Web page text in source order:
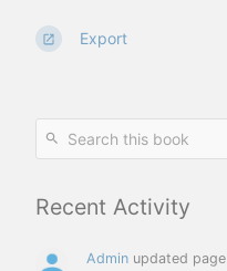
Recent Activity
Admin updated page
Export